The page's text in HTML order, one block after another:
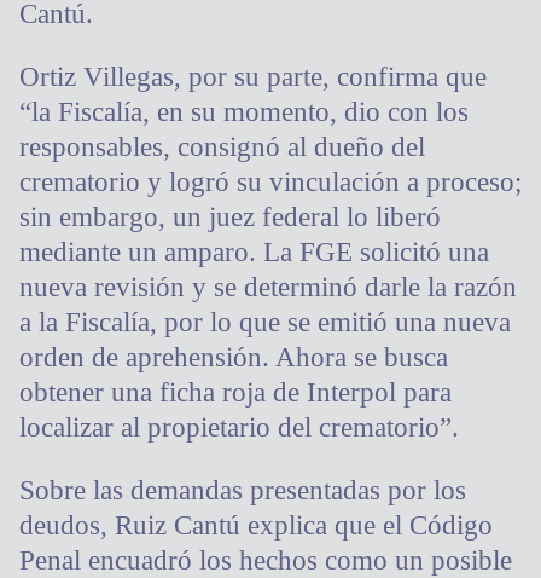
Cantú.
Ortiz Villegas, por su parte, confirma que
“la Fiscalía, en su momento, dio con los
responsables, consignó al dueño del
crematorio y logró su vinculación a proceso;
sin embargo, un juez federal lo liberó
mediante un amparo. La FGE solicitó una
nueva revisión y se determinó darle la razón
a la Fiscalía, por lo que se emitió una nueva
orden de aprehensión. Ahora se busca
obtener una ficha roja de Interpol para
localizar al propietario del crematorio”.
Sobre las demandas presentadas por los
deudos, Ruiz Cantú explica que el Código
Penal encuadró los hechos como un posible